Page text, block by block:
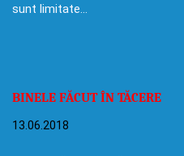
sunt limitate…
BINELE FĂCUT ÎN TĂCERE
13.06.2018